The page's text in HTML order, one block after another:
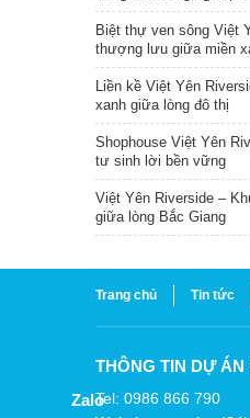
Biệt thự ven sông Việt
thượng lưu giữa miền
Liền kề Việt Yên
xanh giữa lòng đô thị
Shophouse Việt Yên
tư sinh lời bền vững
Việt Yên Riverside –
giữa lòng Bắc Giang
Trang chủ Tin tức
THÔNG TIN DỰ ÁN
Tel: 0986 866 790
Zalo